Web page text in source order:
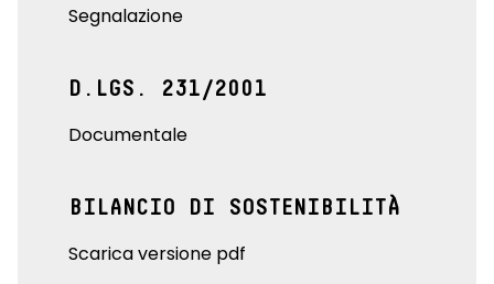
Segnalazione
D.LGS. 231/2001
Documentale
BILANCIO DI SOSTENIBILITÀ
Scarica versione pdf